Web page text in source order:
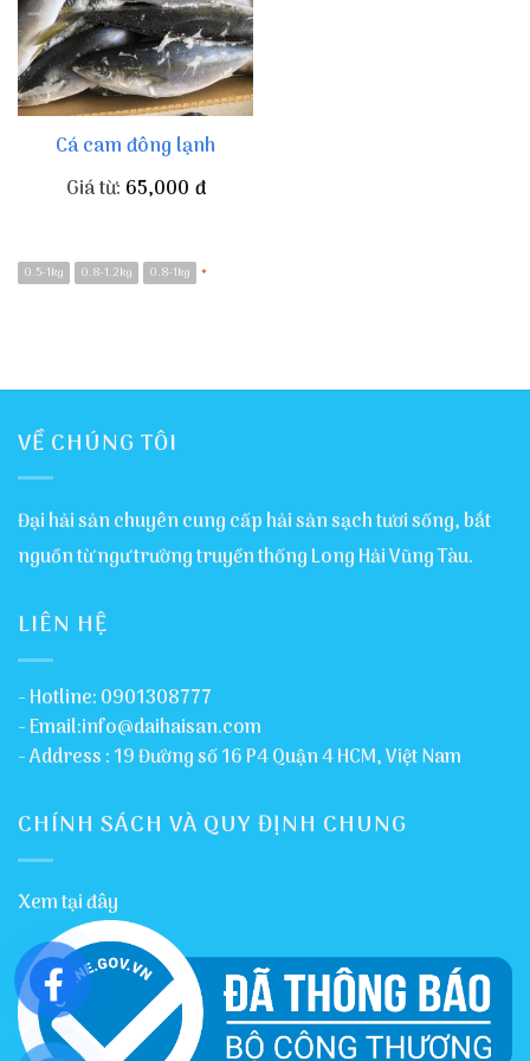
Cá cam đông lạnh
Giá từ: 65,000 đ
0.5-1kg 0.8-1.2kg 0.8-1kg *
VỀ CHÚNG TÔI
Đại hải sản chuyên cung cấp hải sản sạch tươi sống, bắt
nguồn từ ngư trường truyền thống Long Hải Vũng Tàu.
LIÊN HỆ
- Hotline: 0901308777
- Email:info@daihaisan.com
- Address : 19 Đường số 16 P4 Quận 4 HCM, Việt Nam
CHÍNH SÁCH VÀ QUY ĐỊNH CHUNG
Xem tại đây